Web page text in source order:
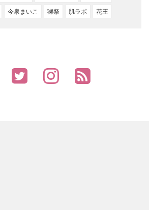
今泉まいこ 獺祭 肌ラボ 花王